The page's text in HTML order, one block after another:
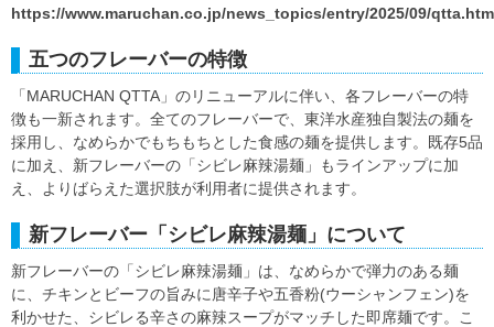
https://www.maruchan.co.jp/news_topics/entry/2025/09/
五つのフレーバーの特徴
「MARUCHAN QTTA」のリニューアルに伴い、各フレーバーの特
徴も一新されます。全てのフレーバーで、東洋水産独自製法の麺を
採用し、なめらかでもちもちとした食感の麺を提供します。既存5品
に加え、新フレーバーの「シビレ麻辣湯麺」もラインアップに加
え、よりばらえた選択肢が利用者に提供されます。
新フレーバー「シビレ麻辣湯麺」について
新フレーバーの「シビレ麻辣湯麺」は、なめらかで弾力のある麺
に、チキンとビーフの旨みに唐辛子や五香粉(ウーシャンフェン)を
利かせた、シビレる辛さの麻辣スープがマッチした即席麺です。こ